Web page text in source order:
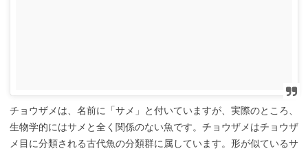
チョウザメは、名前に「サメ」と付いていますが、実際のところ、
生物学的にはサメと全く関係のない魚です。チョウザメはチョウザ
メ目に分類される古代魚の分類群に属しています。形が似ているサ